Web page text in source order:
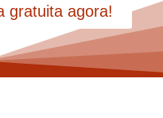
gratuita agora!